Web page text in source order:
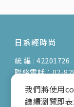
日系輕時尚
統 編 : 42201726
聯絡電話：02-
行動電話：
( 客服陳小姐 )
我們將使用
繼續瀏覽即